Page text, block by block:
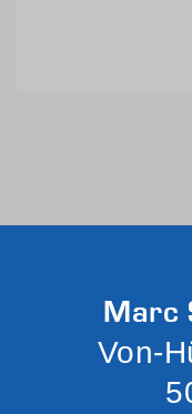
Marc
Von-